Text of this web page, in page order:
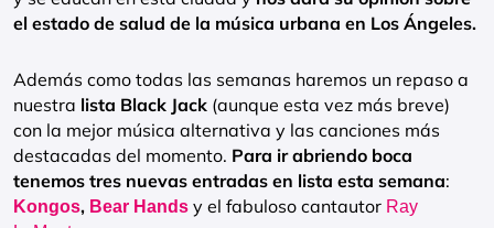
el estado de salud de la música urbana en Los Ángeles.
Además como todas las semanas haremos un repaso a
nuestra lista Black Jack (aunque esta vez más breve)
con la mejor música alternativa y las canciones más
destacadas del momento. Para ir abriendo boca
tenemos tres nuevas entradas en lista esta semana:
Kongos, Bear Hands y el fabuloso cantautor Ray